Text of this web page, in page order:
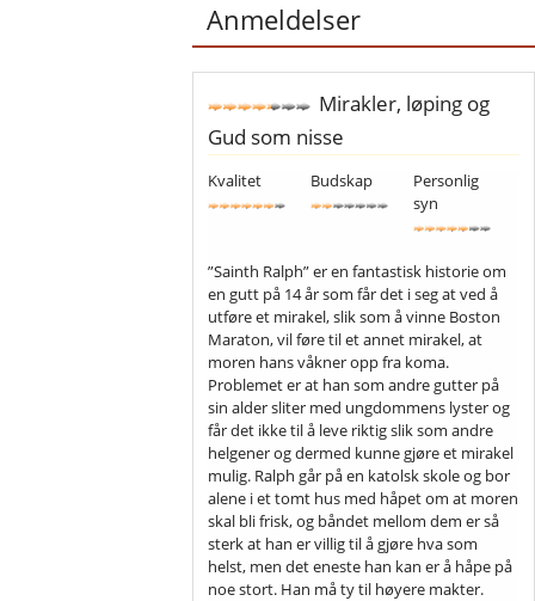
Anmeldelser
Mirakler, løping og
Gud som nisse
Kvalitet Budskap
Personlig
syn
”Sainth Ralph” er en fantastisk historie om
en gutt på 14 år som får det i seg at ved å
utføre et mirakel, slik som å vinne Boston
Maraton, vil føre til et annet mirakel, at
moren hans våkner opp fra koma.
Problemet er at han som andre gutter på
sin alder sliter med ungdommens lyster og
får det ikke til å leve riktig slik som andre
helgener og dermed kunne gjøre et mirakel
mulig. Ralph går på en katolsk skole og bor
alene i et tomt hus med håpet om at moren
skal bli frisk, og båndet mellom dem er så
sterk at han er villig til å gjøre hva som
helst, men det eneste han kan er å håpe på
noe stort. Han må ty til høyere makter.